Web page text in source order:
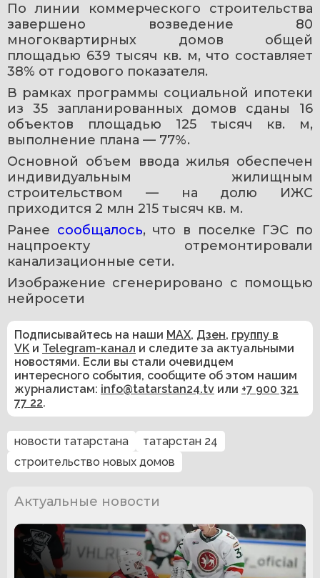
По линии коммерческого строительства
завершено возведение 80
многоквартирных домов общей
площадью 639 тысяч кв. м, что составляет
38% от годового показателя.
В рамках программы социальной ипотеки
из 35 запланированных домов сданы 16
объектов площадью 125 тысяч кв. м,
выполнение плана — 77%.
Основной объем ввода жилья обеспечен
индивидуальным жилищным
строительством — на долю ИЖС
приходится 2 млн 215 тысяч кв. м.
Ранее сообщалось, что в поселке ГЭС по
нацпроекту отремонтировали
канализационные сети.
Изображение сгенерировано с помощью
нейросети
Подписывайтесь на наши MAX, Дзен, группу в
VK и Telegram-канал и следите за актуальными
новостями. Если вы стали очевидцем
интересного события, сообщите об этом нашим
журналистам: info@tatarstan24.tv или +7 900 321
77 22.
новости татарстана
татарстан 24
строительство новых домов
Актуальные новости